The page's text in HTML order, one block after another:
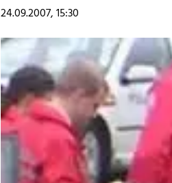
24.09.2007, 15:30